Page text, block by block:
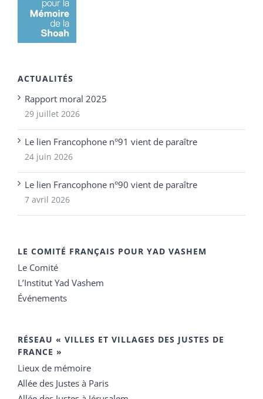
ACTUALITÉS
Rapport moral 2025
29 juillet 2026
Le lien Francophone n°91 vient de paraître
24 juin 2026
Le lien Francophone n°90 vient de paraître
7 avril 2026
LE COMITÉ FRANÇAIS POUR YAD VASHEM
Le Comité
L’Institut Yad Vashem
Événements
RÉSEAU « VILLES ET VILLAGES DES JUSTES DE
FRANCE »
Lieux de mémoire
Allée des Justes à Paris